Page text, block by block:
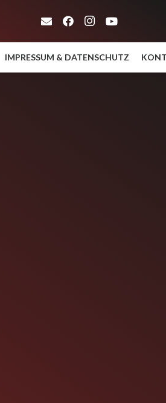
IMPRESSUM & DATENSCHUTZ